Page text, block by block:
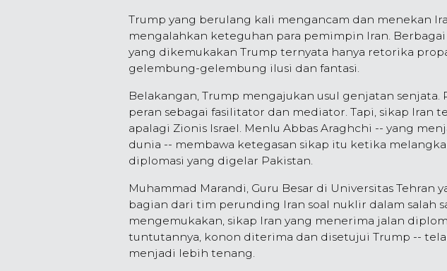
Trump yang berulang kali mengancam dan menekan
mengalahkan keteguhan para pemimpin Iran.
yang dikemukakan Trump ternyata hanya retorika
gelembung-gelembung ilusi dan fantasi.
Belakangan, Trump mengajukan usul genjatan senjata.
peran sebagai fasilitator dan mediator. Tapi, sikap Iran
apalagi Zionis Israel. Menlu Abbas Araghchi -- yang
dunia -- membawa ketegasan sikap itu ketika
diplomasi yang digelar Pakistan.
Muhammad Marandi, Guru Besar di Universitas Tehran
bagian dari tim perunding Iran soal nuklir dalam salah
mengemukakan, sikap Iran yang menerima jalan
tuntutannya, konon diterima dan disetujui Trump --
menjadi lebih tenang.